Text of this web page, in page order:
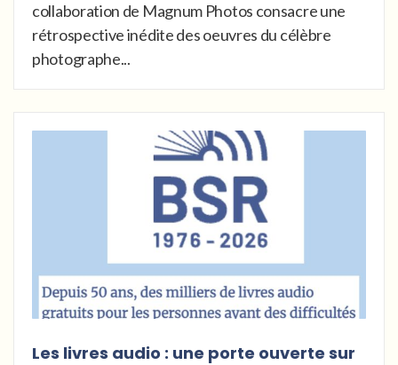
collaboration de Magnum Photos consacre une
rétrospective inédite des oeuvres du célèbre
photographe...
Les livres audio : une porte ouverte sur